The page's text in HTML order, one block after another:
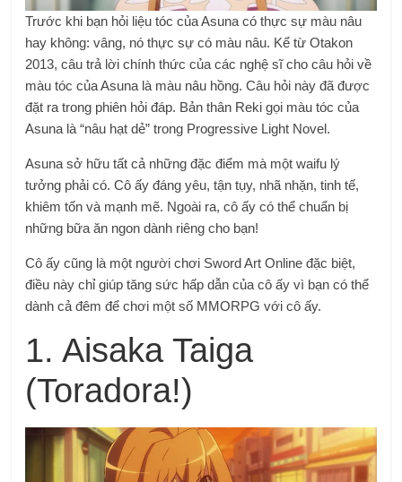
Trước khi bạn hỏi liệu tóc của Asuna có thực sự màu nâu
hay không: vâng, nó thực sự có màu nâu. Kể từ Otakon
2013, câu trả lời chính thức của các nghệ sĩ cho câu hỏi về
màu tóc của Asuna là màu nâu hồng. Câu hỏi này đã được
đặt ra trong phiên hỏi đáp. Bản thân Reki gọi màu tóc của
Asuna là “nâu hạt dẻ” trong Progressive Light Novel.
Asuna sở hữu tất cả những đặc điểm mà một waifu lý
tưởng phải có. Cô ấy đáng yêu, tận tụy, nhã nhặn, tinh tế,
khiêm tốn và mạnh mẽ. Ngoài ra, cô ấy có thể chuẩn bị
những bữa ăn ngon dành riêng cho bạn!
Cô ấy cũng là một người chơi Sword Art Online đặc biệt,
điều này chỉ giúp tăng sức hấp dẫn của cô ấy vì bạn có thể
dành cả đêm để chơi một số MMORPG với cô ấy.
1. Aisaka Taiga
(Toradora!)